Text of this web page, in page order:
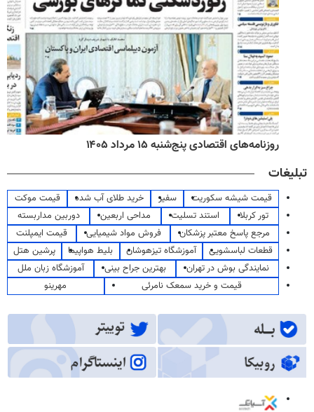
روزنامه‌های اقتصادی پنج‌شنبه ۱۵ مرداد ۱۴۰۵
تبلیغات
قیمت شیشه سکوریت سفیر خرید طلای آب شده
قیمت موکت
تور کربلا
استند تسلیت مداحی اربعین
دوربین مداربسته
مرجع پاسخ معتبر پزشکان
فروش مواد شیمیایی
قیمت ایمپلنت
قطعات لباسشویی
آموزشگاه تیزهوشان بلیط هواپیما
پرشین هتل
نمایندگی بوش در تهران
بهترین جراح بینی
آموزشگاه زبان ملل
قیمت و خرید سمعک نامرئی
مهرینو